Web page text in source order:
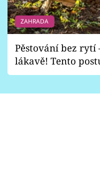
ZAHRADA
Pěstování bez rytí
lákavě! Tento
vhodný jen pro